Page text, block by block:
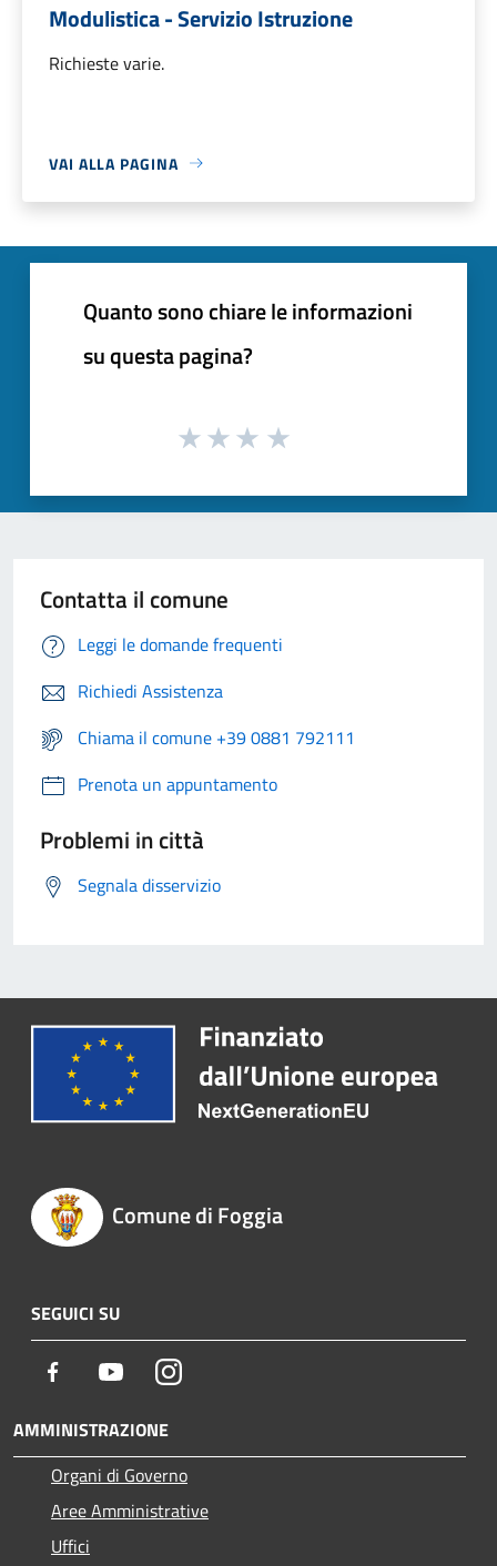
Modulistica - Servizio Istruzione
Richieste varie.
VAI ALLA PAGINA
Quanto sono chiare le informazioni
su questa pagina?
Contatta il comune
Leggi le domande frequenti
Richiedi Assistenza
Chiama il comune +39 0881 792111
Prenota un appuntamento
Problemi in città
Segnala disservizio
Comune di Foggia
SEGUICI SU
Facebook YoutubeInstagram
AMMINISTRAZIONE
Organi di Governo
Aree Amministrative
Uffici